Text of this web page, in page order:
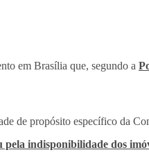
em Brasília que, segundo a
de propósito específico da
indisponibilidade dos